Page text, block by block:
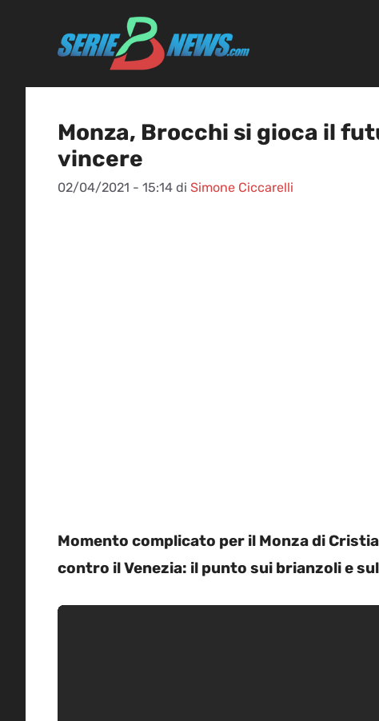
Monza, Brocchi si gioca il
vincere
02/04/2021 - 15:14 di Simone Ciccarelli
Momento complicato per il Monza di
contro il Venezia: il punto sui brianzoli e